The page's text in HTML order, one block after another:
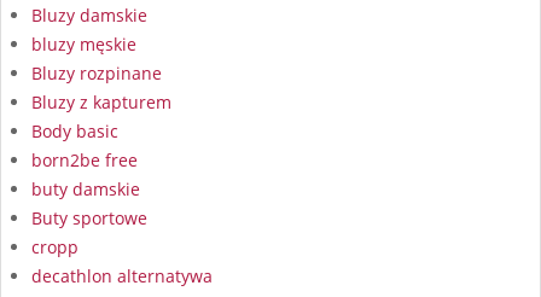
Bluzy damskie
bluzy męskie
Bluzy rozpinane
Bluzy z kapturem
Body basic
born2be free
buty damskie
Buty sportowe
cropp
decathlon alternatywa